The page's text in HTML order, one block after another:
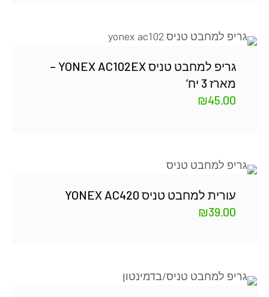
גריפ למחבט טניס YONEX AC102EX –
מארז 3 יח’
₪45.00
עורית למחבט טניס YONEX AC420
₪39.00